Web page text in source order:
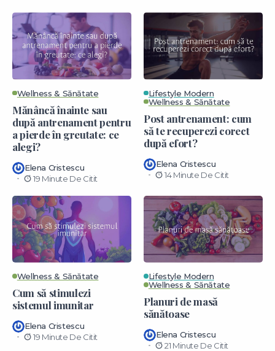
Wellness & Sănătate
Mănâncă înainte sau
după antrenament pentru
a pierde în greutate: ce
alegi?
Elena Cristescu
19 Minute De Citit
Lifestyle Modern
Wellness & Sănătate
Post antrenament: cum
să te recuperezi corect
după efort?
Elena Cristescu
14 Minute De Citit
Wellness & Sănătate
Cum să stimulezi
sistemul imunitar
Elena Cristescu
19 Minute De Citit
Lifestyle Modern
Wellness & Sănătate
Planuri de masă
sănătoase
Elena Cristescu
21 Minute De Citit